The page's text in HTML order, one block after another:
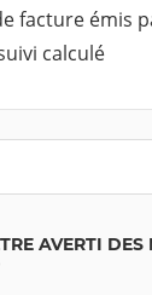
facture émis
calculé
AVERTI DES